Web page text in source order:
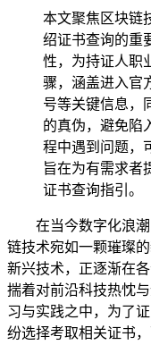
本文聚焦区块链
绍证书查询的重
性，为持证人职
骤，涵盖进入官
号等关键信息，
的真伪，避免陷
程中遇到问题，
旨在为有需求者
证书查询指引。
在当今数字化浪
链技术宛如一颗璀璨
新兴技术，正逐渐在
揣着对前沿科技热忱
习与实践之中，为了
纷选择考取相关证书